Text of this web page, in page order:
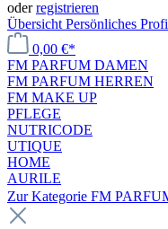
oderregistrieren
Übersicht Persönliches
0,00 €*
FM PARFUM DAMEN
FM PARFUM HERREN
FM MAKE UP
PFLEGE
NUTRICODE
UTIQUE
HOME
AURILE
Zur Kategorie FM